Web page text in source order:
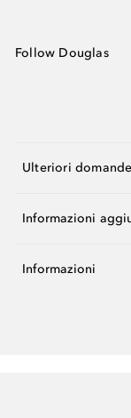
Follow Douglas
Ulteriori
Informazioni
Informazioni